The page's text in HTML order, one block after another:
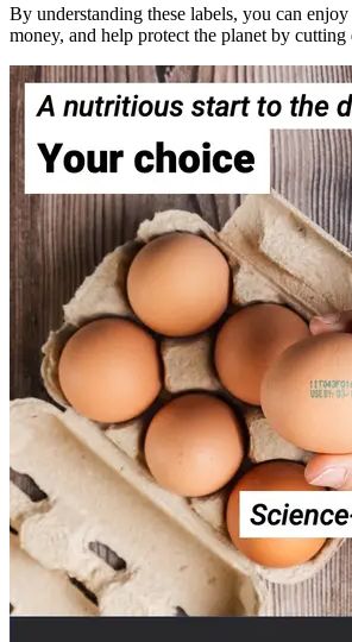
By understanding these labels, you can
money, and help protect the planet by